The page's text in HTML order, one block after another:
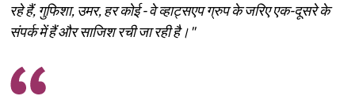
रहे हैं, गुफिशा, उमर, हर कोई - वे व्हाट्सएप ग्रुप के जरिए एक-दूसरे के
संपर्क में हैं और साजिश रची जा रही है।"